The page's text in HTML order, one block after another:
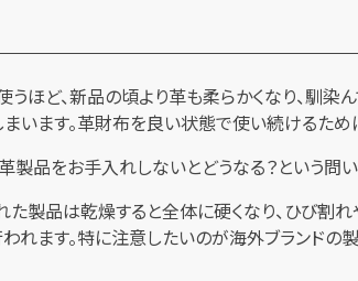
ど、新品の頃より革も柔らかくなり、馴染
います。革財布を良い状態で使い続けるため
製品をお手入れしないとどうなる？という問
製品は乾燥すると全体に硬くなり、ひび割
れます。特に注意したいのが海外ブランド